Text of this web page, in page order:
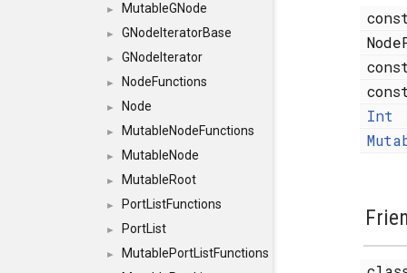
► MutableGNode
► GNodeIteratorBase
► GNodeIterator
► NodeFunctions
► Node
► MutableNodeFunctions
► MutableNode
► MutableRoot
► PortListFunctions
► PortList
►
MutablePortListFunctions
Int